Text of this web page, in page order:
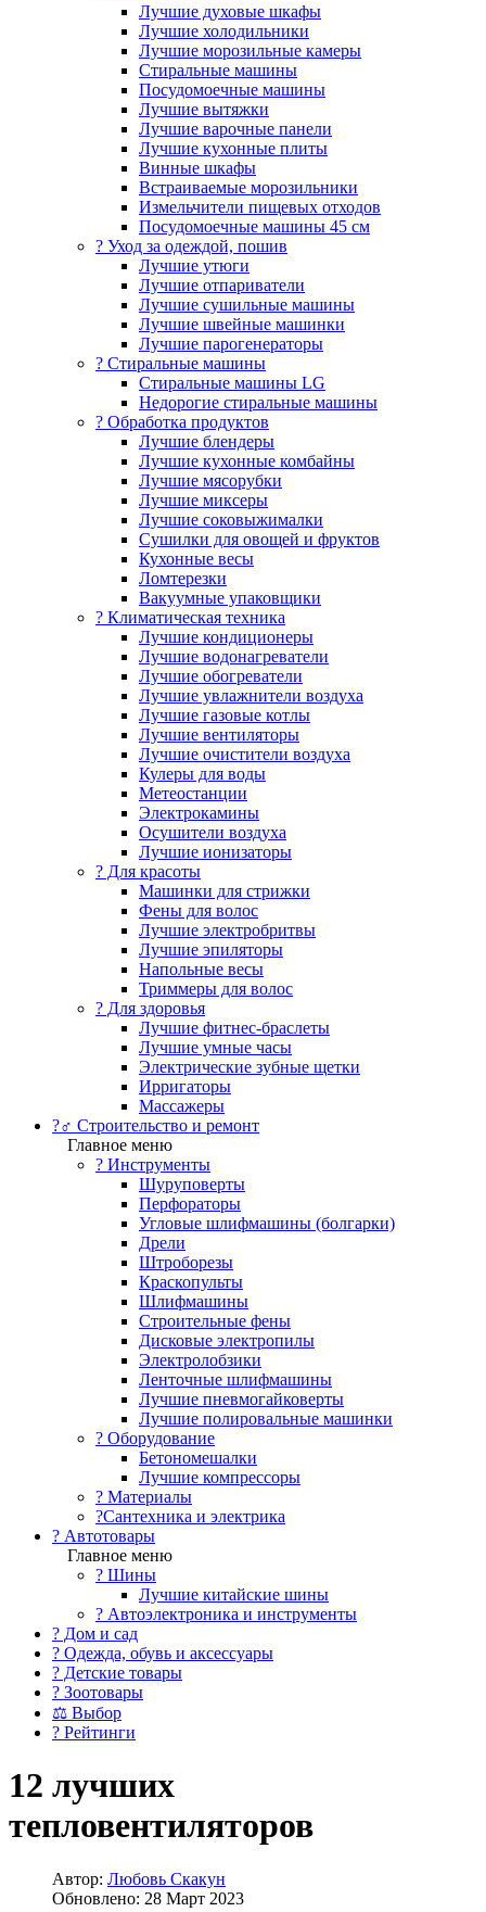
Лучшие духовые шкафы
Лучшие холодильники
Лучшие морозильные камеры
Стиральные машины
Посудомоечные машины
Лучшие вытяжки
Лучшие варочные панели
Лучшие кухонные плиты
Винные шкафы
Встраиваемые морозильники
Измельчители пищевых отходов
Посудомоечные машины 45 см
? Уход за одеждой, пошив
Лучшие утюги
Лучшие отпариватели
Лучшие сушильные машины
Лучшие швейные машинки
Лучшие парогенераторы
? Стиральные машины
Стиральные машины LG
Недорогие стиральные машины
? Обработка продуктов
Лучшие блендеры
Лучшие кухонные комбайны
Лучшие мясорубки
Лучшие миксеры
Лучшие соковыжималки
Сушилки для овощей и фруктов
Кухонные весы
Ломтерезки
Вакуумные упаковщики
?️ Климатическая техника
Лучшие кондиционеры
Лучшие водонагреватели
Лучшие обогреватели
Лучшие увлажнители воздуха
Лучшие газовые котлы
Лучшие вентиляторы
Лучшие очистители воздуха
Кулеры для воды
Метеостанции
Электрокамины
Осушители воздуха
Лучшие ионизаторы
? Для красоты
Машинки для стрижки
Фены для волос
Лучшие электробритвы
Лучшие эпиляторы
Напольные весы
Триммеры для волос
? Для здоровья
Лучшие фитнес-браслеты
Лучшие умные часы
Электрические зубные щетки
Ирригаторы
Массажеры
?‍♂️ Строительство и ремонт
Главное меню
?️ Инструменты
Шуруповерты
Перфораторы
Угловые шлифмашины (болгарки)
Дрели
Штроборезы
Краскопульты
Шлифмашины
Строительные фены
Дисковые электропилы
Электролобзики
Ленточные шлифмашины
Лучшие пневмогайковерты
Лучшие полировальные машинки
?️ Оборудование
Бетономешалки
Лучшие компрессоры
? Материалы
?Сантехника и электрика
? Автотовары
Главное меню
? Шины
Лучшие китайские шины
? Автоэлектроника и инструменты
? Дом и сад
? Одежда, обувь и аксессуары
? Детские товары
? Зоотовары
⚖ Выбор
? Рейтинги
12 лучших
тепловентиляторов
Автор: Любовь Скакун
Обновлено: 28 Март 2023